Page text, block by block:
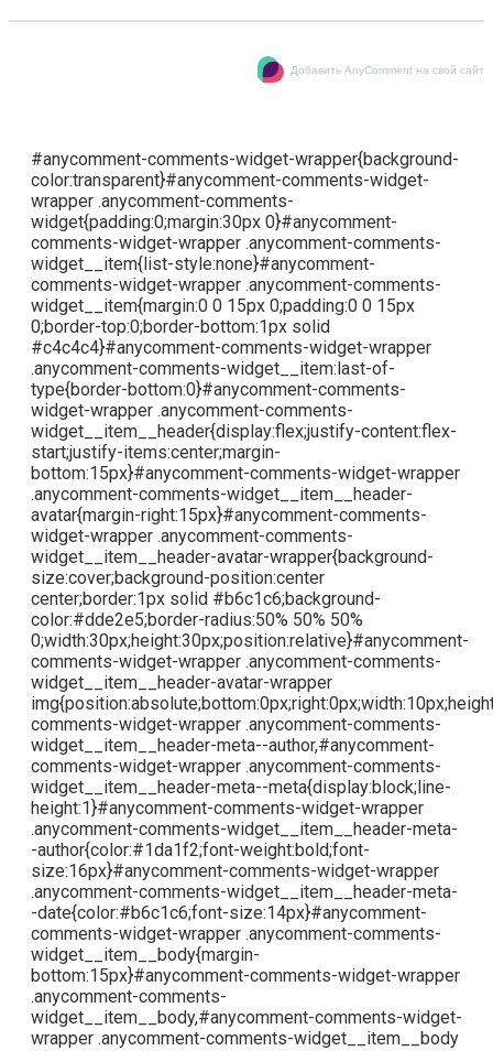
Добавить AnyComment на свой сайт
#anycomment-comments-widget-wrapper{background-
color:transparent}#anycomment-comments-widget-
wrapper .anycomment-comments-
widget{padding:0;margin:30px 0}#anycomment-
comments-widget-wrapper .anycomment-comments-
widget__item{list-style:none}#anycomment-
comments-widget-wrapper .anycomment-comments-
widget__item{margin:0 0 15px 0;padding:0 0 15px
0;border-top:0;border-bottom:1px solid
#c4c4c4}#anycomment-comments-widget-wrapper
.anycomment-comments-widget__item:last-of-
type{border-bottom:0}#anycomment-comments-
widget-wrapper .anycomment-comments-
widget__item__header{display:flex;justify-content:flex-
start;justify-items:center;margin-
bottom:15px}#anycomment-comments-widget-wrapper
.anycomment-comments-widget__item__header-
avatar{margin-right:15px}#anycomment-comments-
widget-wrapper .anycomment-comments-
widget__item__header-avatar-wrapper{background-
size:cover;background-position:center
center;border:1px solid #b6c1c6;background-
color:#dde2e5;border-radius:50% 50% 50%
0;width:30px;height:30px;position:relative}#anycomment-
comments-widget-wrapper .anycomment-comments-
widget__item__header-avatar-wrapper
comments-widget-wrapper .anycomment-comments-
widget__item__header-meta--author,#anycomment-
comments-widget-wrapper .anycomment-comments-
widget__item__header-meta--meta{display:block;line-
height:1}#anycomment-comments-widget-wrapper
.anycomment-comments-widget__item__header-meta-
-author{color:#1da1f2;font-weight:bold;font-
size:16px}#anycomment-comments-widget-wrapper
.anycomment-comments-widget__item__header-meta-
-date{color:#b6c1c6;font-size:14px}#anycomment-
comments-widget-wrapper .anycomment-comments-
widget__item__body{margin-
bottom:15px}#anycomment-comments-widget-wrapper
.anycomment-comments-
widget__item__body,#anycomment-comments-widget-
wrapper .anycomment-comments-widget__item__body